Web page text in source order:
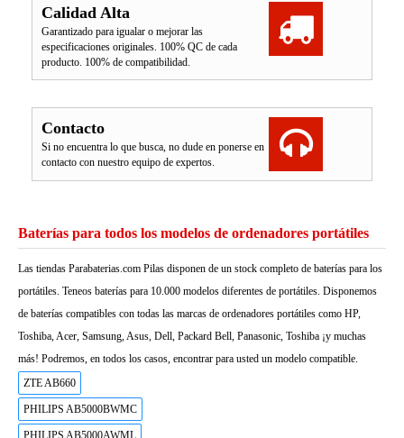
Calidad Alta
Garantizado para igualar o mejorar las
especificaciones originales. 100% QC de cada
producto. 100% de compatibilidad.
Contacto
Si no encuentra lo que busca, no dude en ponerse en
contacto con nuestro equipo de expertos.
Baterías para todos los modelos de ordenadores portátiles
Las tiendas Parabaterias.com Pilas disponen de un stock completo de baterías para los
portátiles. Teneos baterías para 10.000 modelos diferentes de portátiles. Disponemos
de baterías compatibles con todas las marcas de ordenadores portátiles como HP,
Toshiba, Acer, Samsung, Asus, Dell, Packard Bell, Panasonic, Toshiba ¡y muchas
más! Podremos, en todos los casos, encontrar para usted un modelo compatible.
ZTE AB660
PHILIPS AB5000BWMC
PHILIPS AB5000AWML